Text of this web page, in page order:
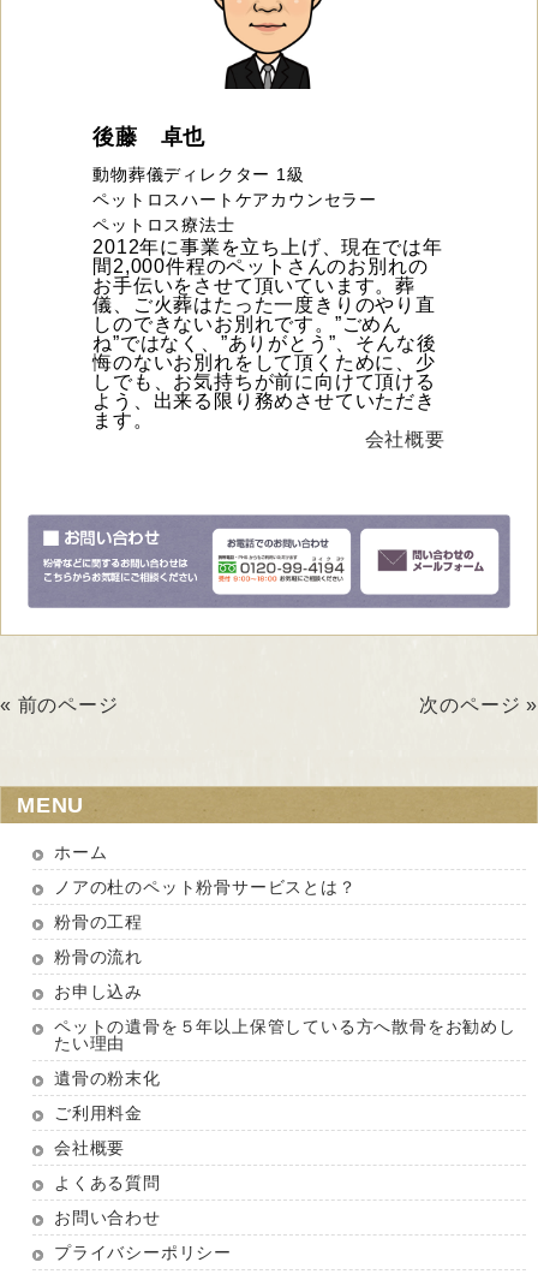
後藤 卓也
動物葬儀ディレクター 1級
ペットロスハートケアカウンセラー
ペットロス療法士
2012年に事業を立ち上げ、現在では年
間2,000件程のペットさんのお別れの
お手伝いをさせて頂いています。葬
儀、ご火葬はたった一度きりのやり直
しのできないお別れです。”ごめん
ね”ではなく、”ありがとう”、そんな後
悔のないお別れをして頂くために、少
しでも、お気持ちが前に向けて頂ける
よう、出来る限り務めさせていただき
ます。
会社概要
« 前のページ 次のページ »
MENU
ホーム
ノアの杜のペット粉骨サービスとは？
粉骨の工程
粉骨の流れ
お申し込み
ペットの遺骨を５年以上保管している方へ散骨をお勧めし
たい理由
遺骨の粉末化
ご利用料金
会社概要
よくある質問
お問い合わせ
プライバシーポリシー